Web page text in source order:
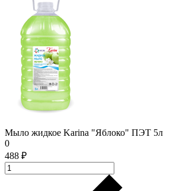
Мыло жидкое Karina "Яблоко" ПЭТ 5л
0
488 ₽